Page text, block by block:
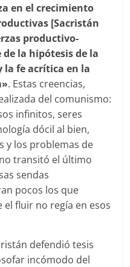
en el crecimiento
[Sacristán
productivo-
la hipótesis de la
la fe acrítica en la
. Estas creencias,
del comunismo:
infinitos, seres
dócil al bien,
y los problemas de
transitó el último
sendas
pocos los que
el fluir no regía en esos
defendió tesis
incómodo del